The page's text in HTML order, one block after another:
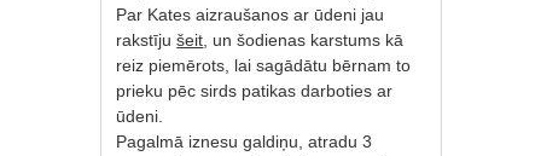
Par Kates aizraušanos ar ūdeni jau
rakstījušeit , un šodienas karstums kā
reiz piemērots, lai sagādātu bērnam to
prieku pēc sirds patikas darboties ar
ūdeni.
Pagalmā iznesu galdiņu, atradu 3